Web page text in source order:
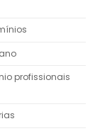
profissionais